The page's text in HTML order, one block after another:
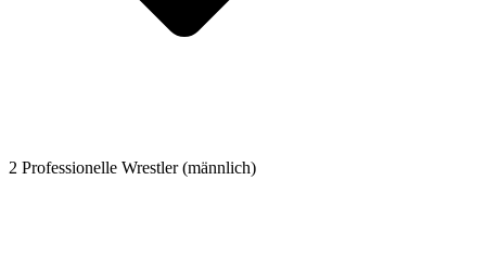
2 Professionelle Wrestler (männlich)